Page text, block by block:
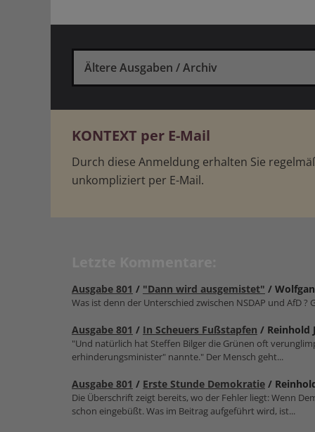
Ältere Ausgaben / Archiv
KONTEXT per E-Mail
Durch diese Anmeldung erhalten Sie
unkompliziert per E-Mail.
Ausgabe 801 / "Dann wird ausgemistet" /
Was ist denn der Unterschied zwischen NSDAP und AfD ?
Ausgabe 801 / In Scheuers Fußstapfen / Reinhold
"Und natürlich hat Steffen Bilger die Grünen oft
erhinderungsmin­ister" nannte." Der Mensch geht...
Ausgabe 801 / Erste Stunde Demokratie /
Die Überschrift zeigt bereits, wo der Fehler liegt: Wenn
schon eingebüßt. Was im Beitrag aufgeführt wird, ist...